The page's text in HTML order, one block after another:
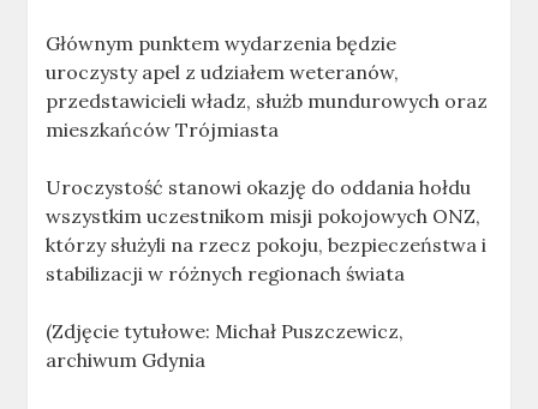
Głównym punktem wydarzenia będzie
uroczysty apel z udziałem weteranów,
przedstawicieli władz, służb mundurowych oraz
mieszkańców Trójmiasta
Uroczystość stanowi okazję do oddania hołdu
wszystkim uczestnikom misji pokojowych ONZ,
którzy służyli na rzecz pokoju, bezpieczeństwa i
stabilizacji w różnych regionach świata
(Zdjęcie tytułowe: Michał Puszczewicz,
archiwum Gdynia